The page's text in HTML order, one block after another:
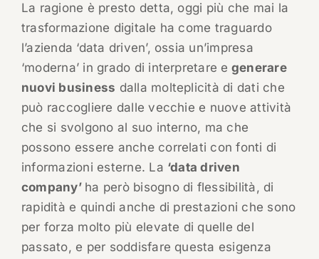
La ragione è presto detta, oggi più che mai la
trasformazione digitale ha come traguardo
l’azienda ‘data driven’, ossia un’impresa
‘moderna’ in grado di interpretare e generare
nuovi business dalla molteplicità di dati che
può raccogliere dalle vecchie e nuove attività
che si svolgono al suo interno, ma che
possono essere anche correlati con fonti di
informazioni esterne. La ‘data driven
company’ ha però bisogno di flessibilità, di
rapidità e quindi anche di prestazioni che sono
per forza molto più elevate di quelle del
passato, e per soddisfare questa esigenza